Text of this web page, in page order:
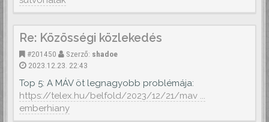
Re: Közösségi közlekedés
#201450 Szerző: shadoe
2023.12.23. 22:43
Top 5: A MÁV öt legnagyobb problémája:
https://telex.hu/belfold/2023/12/21/mav ...
emberhiany